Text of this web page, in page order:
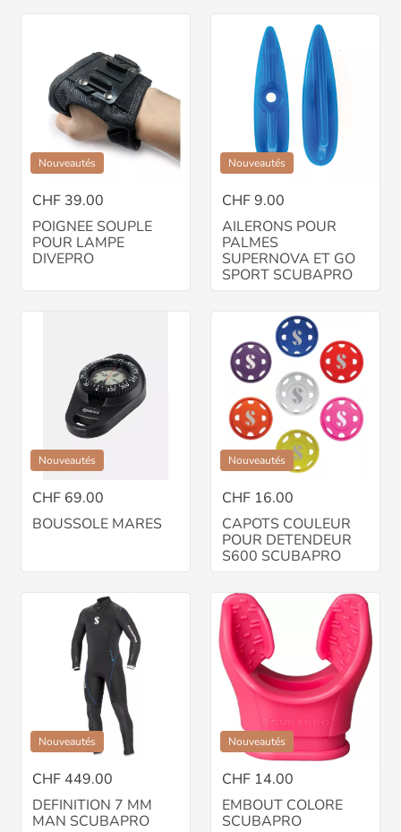
Nouveautés
CHF 39.00
POIGNEE SOUPLE
POUR LAMPE
DIVEPRO
Nouveautés
CHF 9.00
AILERONS POUR
PALMES
SUPERNOVA ET GO
SPORT SCUBAPRO
Nouveautés
CHF 69.00
BOUSSOLE MARES
Nouveautés
CHF 16.00
CAPOTS COULEUR
POUR DETENDEUR
S600 SCUBAPRO
Nouveautés
CHF 449.00
DEFINITION 7 MM
MAN SCUBAPRO
Nouveautés
CHF 14.00
EMBOUT COLORE
SCUBAPRO